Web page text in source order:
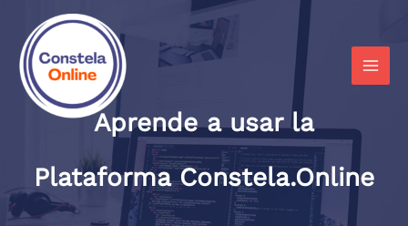
contenido
Aprende a usar la
Plataforma Constela.Online​